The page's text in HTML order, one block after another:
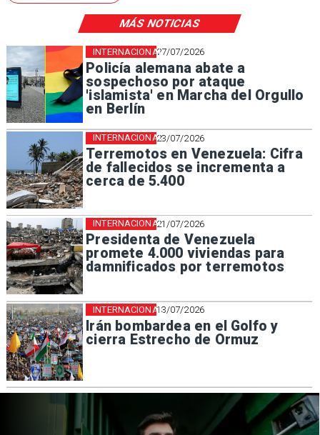
MÁS NOTICIAS
27/07/2026
Policía alemana abate a
sospechoso por ataque
'islamista' en Marcha del Orgullo
en Berlín
INTERNACIONAL
23/07/2026
Terremotos en Venezuela: Cifra
de fallecidos se incrementa a
cerca de 5.400
INTERNACIONAL
21/07/2026
Presidenta de Venezuela
promete 4.000 viviendas para
damnificados por terremotos
INTERNACIONAL
13/07/2026
Irán bombardea en el Golfo y
cierra Estrecho de Ormuz
INTERNACIONAL